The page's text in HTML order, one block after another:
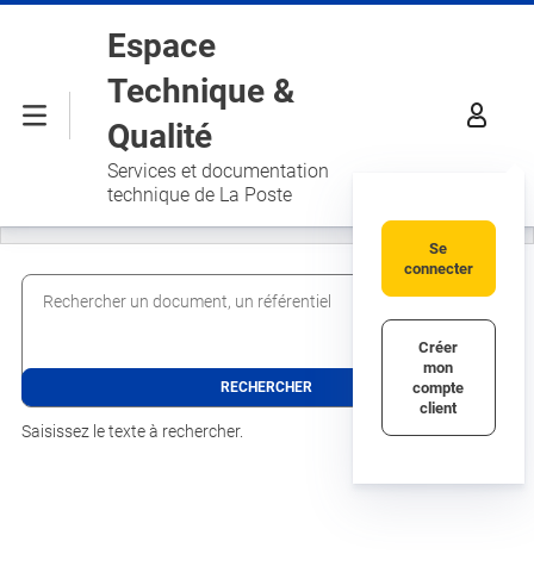
Aller au contenu principal
Menu
Espace
Technique &
Qualité
Services et documentation
technique de La Poste
Se
connecter
Créer
mon
compte
client
Rechercher un document, un référentiel
Saisissez le texte à rechercher.